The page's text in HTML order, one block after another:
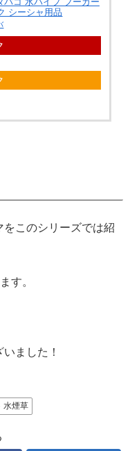
シーシャ用品
このシリーズでは紹
す。
ました！
水煙草